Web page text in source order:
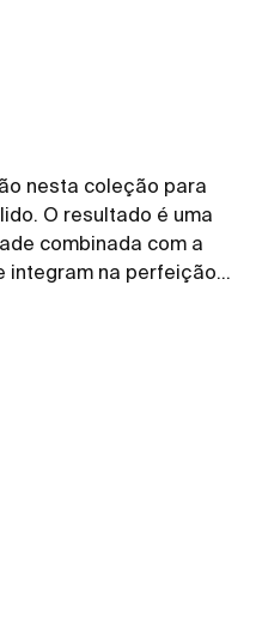
nesta coleção para
O resultado é uma
combinada com a
integram na perfeição